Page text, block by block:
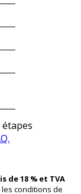
de 18 % et TVA
les conditions de